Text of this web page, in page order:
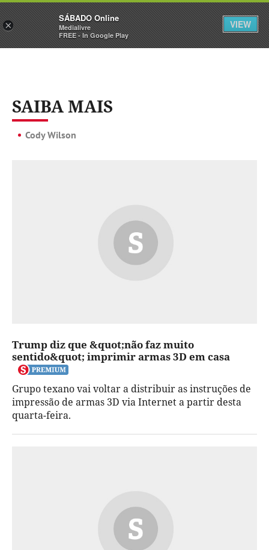
Sábado Assine Iniciar Sessão
SAIBA MAIS
Cody Wilson
Trump diz que &quot;não faz muito
sentido&quot; imprimir armas 3D em casa
Grupo texano vai voltar a distribuir as instruções de
impressão de armas 3D via Internet a partir desta
quarta-feira.
×
SÁBADO Online
Medialivre
FREE - In Google Play
VIEW